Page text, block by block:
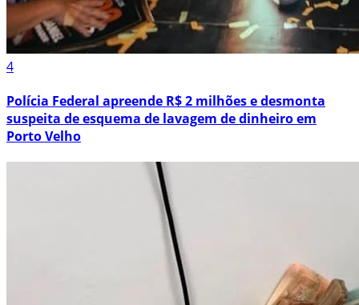
4
Polícia Federal apreende R$ 2 milhões e desmonta
suspeita de esquema de lavagem de dinheiro em
Porto Velho